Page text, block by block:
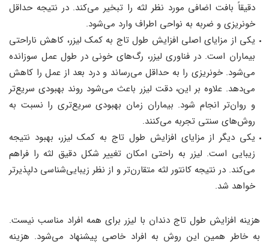
دقیقاً بافت اضافی مورد نظر لثه را تبخیر می‌کند. در نتیجه حداقل
خونریزی و ضربه به نواحی اطراف وارد می‌شود.
یکی از مزایای اصلی افزایش طول تاج به کمک لیزر، کاهش ناراحتی
بیماران است. در فناوری لیزر، رگ‌های خونی در طول عمل سوزانده
می‌شود. خونریزی را به حداقل می‌رساند و درد بعد از عمل را کاهش
می‌دهد. علاوه بر این، دقت لیزر باعث می‌شود روند بهبودی سریع‌تر
و روان‌تر انجام شود. بیماران زمان بهبودی سریع‌تری را نسبت به
روش‌های سنتی تجربه می‌کنند.
یکی دیگر از مزایای افزایش طول تاج به کمک لیزر، بهبود نتیجه
زیبایی است. لیزر به راحتی امکان تغییر شکل دقیق لثه را فراهم
می‌کند. در نتیجه کانتور لثه متقارن‌تر و از نظر زیبایی‌شناسی دلپذیرتر
خواهد شد.
هزینه افزایش طول تاج دندان با لیزر برای همه افراد مناسب نیست.
به خاطر همین این روش به افراد خاصی پیشنهاد می‌شود. هزینه